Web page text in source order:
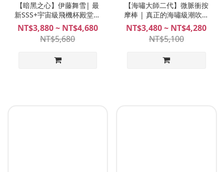
【暗黑之心】伊藤舞雪| 最
新SSS+宇宙級飛機杯殿堂、
絕頂榨精名器、伊藤舞雪飛
機杯 Plan B
NT$3,880 ~ NT$4,680
NT$5,680
【海嘯大師二代】微脈衝按
摩棒 | 真正的海嘯級潮吹！
獨家綻放式震感、雙點內外
高潮的天花板！LADYEMMA
Tsunami Master II
NT$3,480 ~ NT$4,280
NT$5,100